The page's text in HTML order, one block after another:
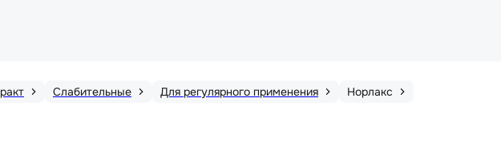
Слабительные Для регулярного применения Норлакс